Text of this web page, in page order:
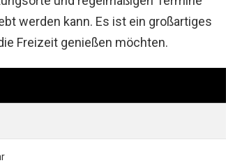
werden kann. Es ist ein großartiges
Freizeit genießen möchten.